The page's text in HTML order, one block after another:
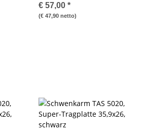
€ 57,00 *
(€ 47,90 netto)